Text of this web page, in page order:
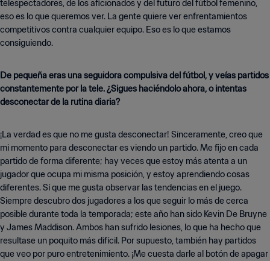
telespectadores, de los aficionados y del futuro del fútbol femenino,
eso es lo que queremos ver. La gente quiere ver enfrentamientos
competitivos contra cualquier equipo. Eso es lo que estamos
consiguiendo.
De pequeña eras una seguidora compulsiva del fútbol, y veías partidos
constantemente por la tele. ¿Sigues haciéndolo ahora, o intentas
desconectar de la rutina diaria?
¡La verdad es que no me gusta desconectar! Sinceramente, creo que
mi momento para desconectar es viendo un partido. Me fijo en cada
partido de forma diferente; hay veces que estoy más atenta a un
jugador que ocupa mi misma posición, y estoy aprendiendo cosas
diferentes. Sí que me gusta observar las tendencias en el juego.
Siempre descubro dos jugadores a los que seguir lo más de cerca
posible durante toda la temporada; este año han sido Kevin De Bruyne
y James Maddison. Ambos han sufrido lesiones, lo que ha hecho que
resultase un poquito más difícil. Por supuesto, también hay partidos
que veo por puro entretenimiento. ¡Me cuesta darle al botón de apagar